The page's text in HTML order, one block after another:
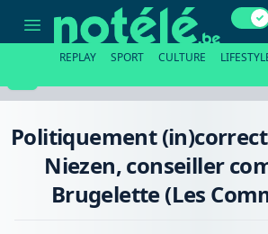
(in)correct
communal
(Les
REPLAY SPORT CULTURE
Politiquement
Niezen, conseiller
Brugelette (Les